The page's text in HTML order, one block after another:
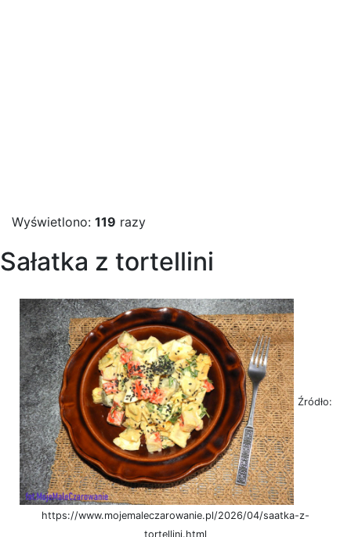
Wyświetlono: 119 razy
Sałatka z tortellini
Źródło:
https://www.mojemaleczarowanie.pl/2026/04/saatka-z-
tortellini.html